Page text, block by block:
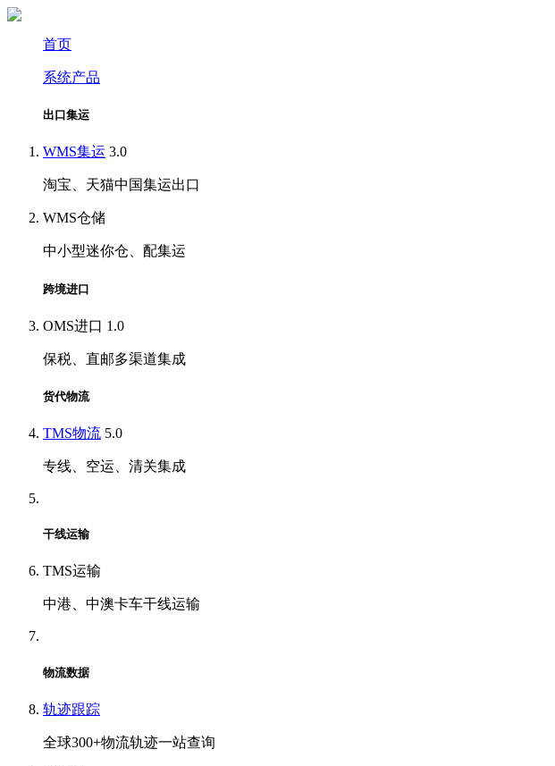
首页
系统产品
出口集运
WMS集运 3.0
淘宝、天猫中国集运出口
WMS仓储
中小型迷你仓、配集运
跨境进口
OMS进口 1.0
保税、直邮多渠道集成
货代物流
TMS物流 5.0
专线、空运、清关集成
干线运输
TMS运输
中港、中澳卡车干线运输
物流数据
轨迹跟踪
全球300+物流轨迹一站查询